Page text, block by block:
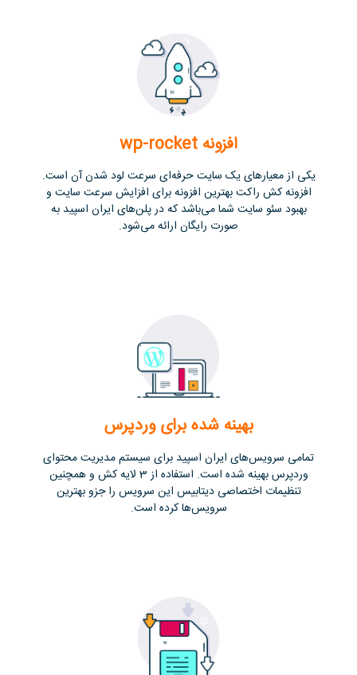
افزونه wp-rocket
یکی از معیارهای یک سایت حرفه‌ای سرعت لود شدن آن است.
افزونه کش راکت بهترین افزونه برای افزایش سرعت سایت و
بهبود سئو سایت شما می‌باشد که در پلن‌های ایران اسپید به
صورت رایگان ارائه می‌شود.
بهینه شده برای وردپرس
تمامی سرویس‌های ایران اسپید برای سیستم مدیریت محتوای
وردپرس بهینه ‌شده است. استفاده از 3 لایه کش و همچنین
تنظیمات اختصاصی دیتابیس این سرویس را جزو بهترین
سرویس‌ها کرده است.